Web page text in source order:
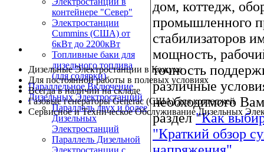
Дизельные Электростанции в Кожухе
Для постоянной работы в полевых условиях
Всегда в наличии на складе
Газовые генераторы Generac (США) для коттеджей
Сервисное и Техническое Обслуживание Дизельных
контейнере "Север"
Электростанции
Cummins (США) от
6кВт до 2200кВт
Топливные баки для
дизельного топлива
(для солярки)
Параллельное Включение
Дизельных Электростанций
Параллель двух и более
Дизельных
Электростанций
Параллель Дизельной
дом, коттедж,
промышленного
стабилизаторов
мощность,
точность
различные
необходимого
раздел"Как
"Краткий обзор